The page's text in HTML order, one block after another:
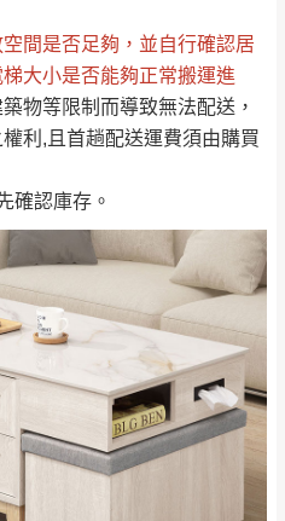
間是否足夠 ，並自行確認居
大小是否能夠正常搬運進
物等限制而導致無法配送，
利,且首趟配送運費須由購買
確認庫存。
運
品另收運費
峨眉鄉、五峰鄉、
橫山、北埔鄉、尖
石鄉、寶山鄉山
區、新埔山區、芎
無
雙溪、貢寮、烏
來、平溪、九份、
石門、林口 下福
里、新店山區、三
峽山區、石碇、坪
林、福隆、淡水山
假日)，我們客服會與您
知確認訂單。
→ @dershin）
貨 ，若未詢問下單後無
電或E-Mail與您聯絡
Line ID →
送 (詳見運送規章)。
地區暫不開放，如因特殊
、鎮、村)、樓梯太小、無
，導致無法配送，本公司
安全，賣家無提供吊掛